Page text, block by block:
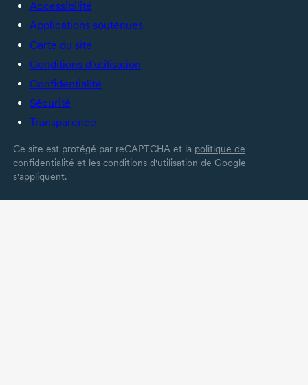
Accessibilité
Applications soutenues
Carte du site
Conditions d’utilisation
Confidentialité
Sécurité
Transparence
Ce site est protégé par reCAPTCHA et la politique de
confidentialité et les conditions d'utilisation de Google
s'appliquent.